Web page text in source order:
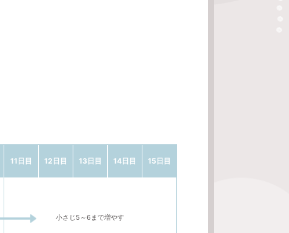
11日目 12日目 13日目 14日目 15日目
小さじ5～6まで増やす